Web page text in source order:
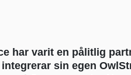
har varit en pålitlig
sin egen